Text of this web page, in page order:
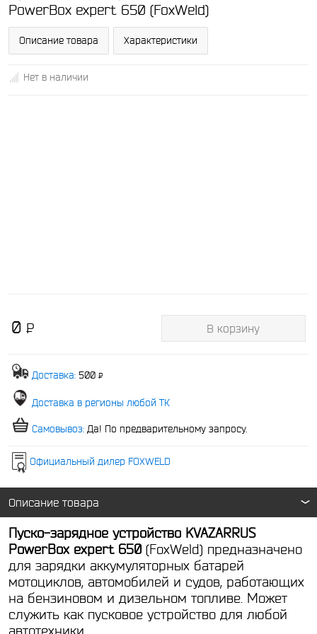
PowerBox expert 650 (FoxWeld)
Описание товара Характеристики
Нет в наличии
0P
- В корзину
Доставка: 500 P
-
Доставка в регионы любой ТК
Самовывоз: Да! По предварительному запросу.
Официальный дилер FOXWELD
Описание товара
Пуско-зарядное устройство KVAZARRUS
PowerBox expert 650 (FoxWeld) предназначено
для зарядки аккумуляторных батарей
мотоциклов, автомобилей и судов, работающих
на бензиновом и дизельном топливе. Может
служить как пусковое устройство для любой
автотехники.